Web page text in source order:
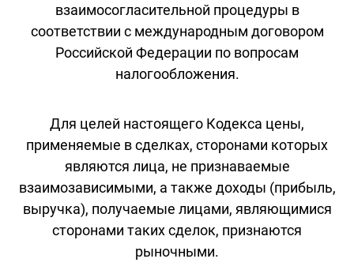
взаимосогласительной процедуры в
соответствии с международным договором
Российской Федерации по вопросам
налогообложения.
Для целей настоящего Кодекса цены,
применяемые в сделках, сторонами которых
являются лица, не признаваемые
взаимозависимыми, а также доходы (прибыль,
выручка), получаемые лицами, являющимися
сторонами таких сделок, признаются
рыночными.